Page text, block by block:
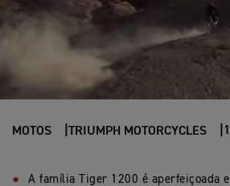
MOTOS TRIUMPH MOTORCYCLES
A família Tiger 1200 é aperfeiçoada